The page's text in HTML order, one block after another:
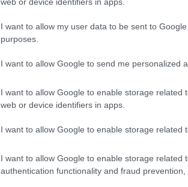
I want to allow my user data to be sent to
purposes.
I want to allow Google to send me personalized
I want to allow Google to enable storage related
web or device identifiers in apps.
I want to allow Google to enable storage related
I want to allow Google to enable storage related
authentication functionality and fraud prevention,